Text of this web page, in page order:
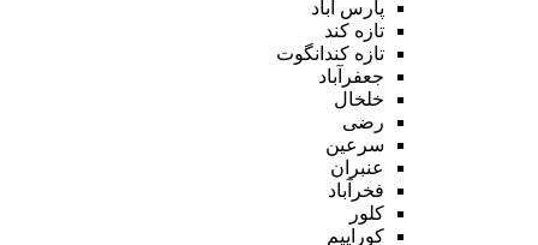
پارس آباد
تازه کند
تازه کندانگوت
جعفرآباد
خلخال
رضی
سرعین
عنبران
فخرآباد
کلور
کوراییم